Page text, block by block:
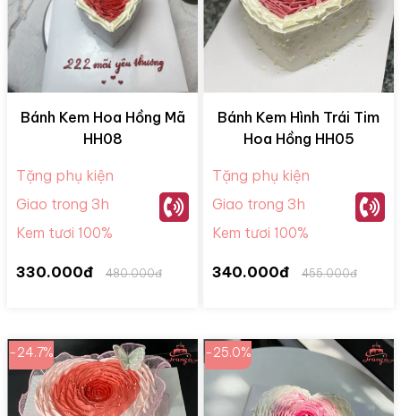
Bánh Kem Hoa Hồng Mã
HH08
Tặng phụ kiện
Giao trong 3h
Kem tươi 100%
330.000đ 480.000đ
Bánh Kem Hình Trái Tim
Hoa Hồng HH05
Tặng phụ kiện
Giao trong 3h
Kem tươi 100%
340.000đ 455.000đ
-24.7% -25.0%